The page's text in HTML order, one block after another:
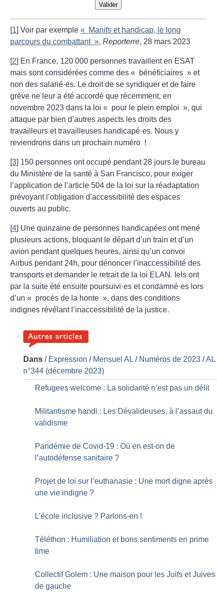
Valider
[1]Voir par exemple«
Manifs et handicap, le long
parcours du combattant », Reporterre, 28 mars 2023
[2] En France, 120 000 personnes travaillent en ESAT
mais sont considérées comme des «
bénéficiaires » et
non des salarié·es. Le droit de se syndiquer et de faire
grève ne leur a été accordé que récemment, en
novembre 2023 dans la loi « pour le plein emploi », qui
attaque par bien d’autres aspects les droits des
travailleurs et travailleuses handicapé·es. Nous y
reviendrons dans un prochain numéro !
[3] 150 personnes ont occupé pendant 28 jours le bureau
du Ministère de la santé à San Francisco, pour exiger
l’application de l’article 504 de la loi sur la réadaptation
prévoyant l’obligation d’accessibilité des espaces
ouverts au public.
[4] Une quinzaine de personnes handicapées ont mené
plusieurs actions, bloquant le départ d’un train et d’un
avion pendant quelques heures, ainsi qu’un convoi
Airbus pendant 24h, pour dénoncer l’inaccessibilité des
transports et demander le retrait de la loi ELAN. Iels ont
par la suite été ensuite poursuivi·es et condamné·es lors
d’un « procès de la honte », dans des conditions
indignes révélant l’inaccessibilité de la justice.
Dans / Expression / Mensuel AL / Numéros de 2023 /AL
n°344 (décembre 2023)
Refugees welcome : La solidarité n’est pas un délit
Militantisme handi : Les Dévalideuses, à l’assaut du
validisme
Pandémie de Covid-19 : Où en est-on de
l’autodéfense sanitaire ?
Projet de loi sur l’euthanasie : Une mort digne après
une vie indigne ?
L’école inclusive ? Parlons-en !
Téléthon : Humiliation et bons sentiments en prime
time
Collectif Golem : Une maison pour les Juifs et Juives
de gauche